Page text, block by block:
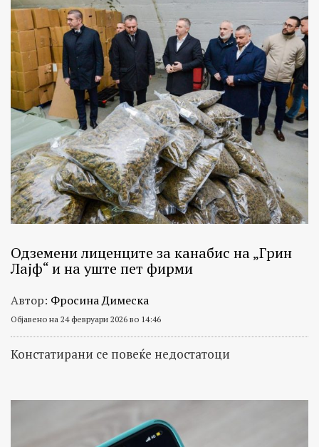
Одземени лиценците за канабис на „Грин
Лајф“ и на уште пет фирми
Автор: Фросина Димеска
Објавено на 24 февруари 2026 во 14:46
Констатирани се повеќе недостатоци